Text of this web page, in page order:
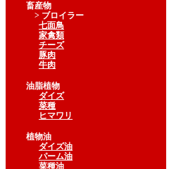
畜産物
> ブロイラー
七面鳥
家禽類
チーズ
豚肉
牛肉
油脂植物
ダイズ
菜種
ヒマワリ
植物油
ダイズ油
パーム油
菜種油